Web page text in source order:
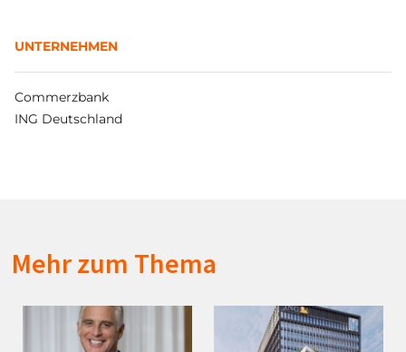
UNTERNEHMEN
Commerzbank
ING Deutschland
Mehr zum Thema